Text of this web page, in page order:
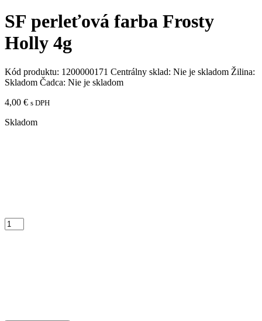
SF perleťová farba Frosty
Holly 4g
Kód produktu: 1200000171 Centrálny sklad: Nie je skladom Žilina:
Skladom Čadca: Nie je skladom
4,00 € s DPH
Skladom